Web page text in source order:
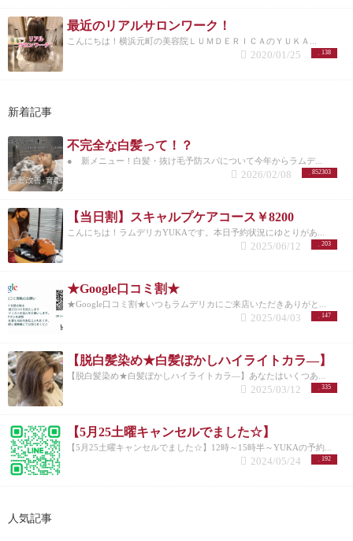
最近のリアルサロンワーク！
こんにちは！横浜元町の美容院ＬＵＭＤＥＲＩＣＡのＹＵＫＡ...
138
2020/01/25
新着記事
不完全な白髪って！？
● 新メニュー！白髪・抜け毛予防スパについて今年からラムデ...
852303
2026/02/08
【当日割】スキャルプケアコース￥8200
こんにちは！ラムデリカYUKAです。本日予約状況にゆとりがあ...
203
2025/06/12
★Google口コミ割★
★Google口コミ割★いつもラムデリカにご来店いただきありがと...
147
2025/04/03
【脱白髪染め★白髪ぼかしハイライトカラ―】
【脱白髪染め★白髪ぼかしハイライトカラ―】あなたはいくつあ...
335
2025/03/12
【5月25土曜キャンセルでました☆】
【5月25土曜キャンセルでました☆】12時～15時半～YUKAの予約...
192
2024/05/24
人気記事